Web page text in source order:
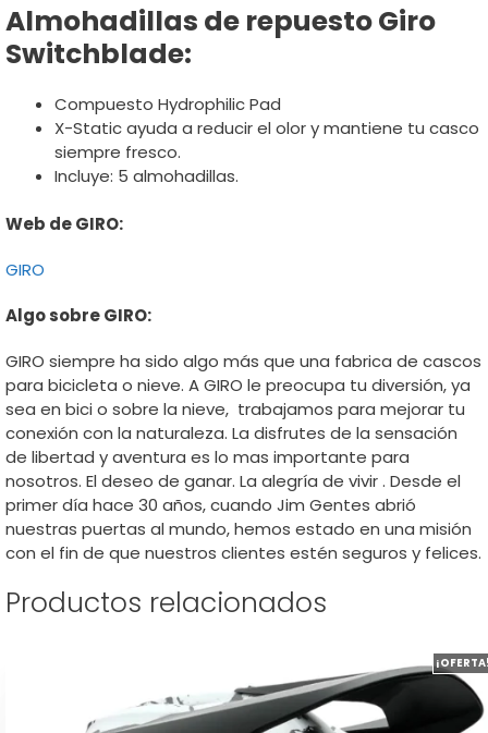
Almohadillas de repuesto Giro
Switchblade:
Compuesto Hydrophilic Pad
X-Static ayuda a reducir el olor y mantiene tu casco
siempre fresco.
Incluye: 5 almohadillas.
Web de GIRO:
GIRO
Algo sobre GIRO:
GIRO siempre ha sido algo más que una fabrica de cascos
para bicicleta o nieve. A GIRO le preocupa tu diversión, ya
sea en bici o sobre la nieve, trabajamos para mejorar tu
conexión con la naturaleza. La disfrutes de la sensación
de libertad y aventura es lo mas importante para
nosotros. El deseo de ganar. La alegría de vivir . Desde el
primer día hace 30 años, cuando Jim Gentes abrió
nuestras puertas al mundo, hemos estado en una misión
con el fin de que nuestros clientes estén seguros y felices.
Productos relacionados